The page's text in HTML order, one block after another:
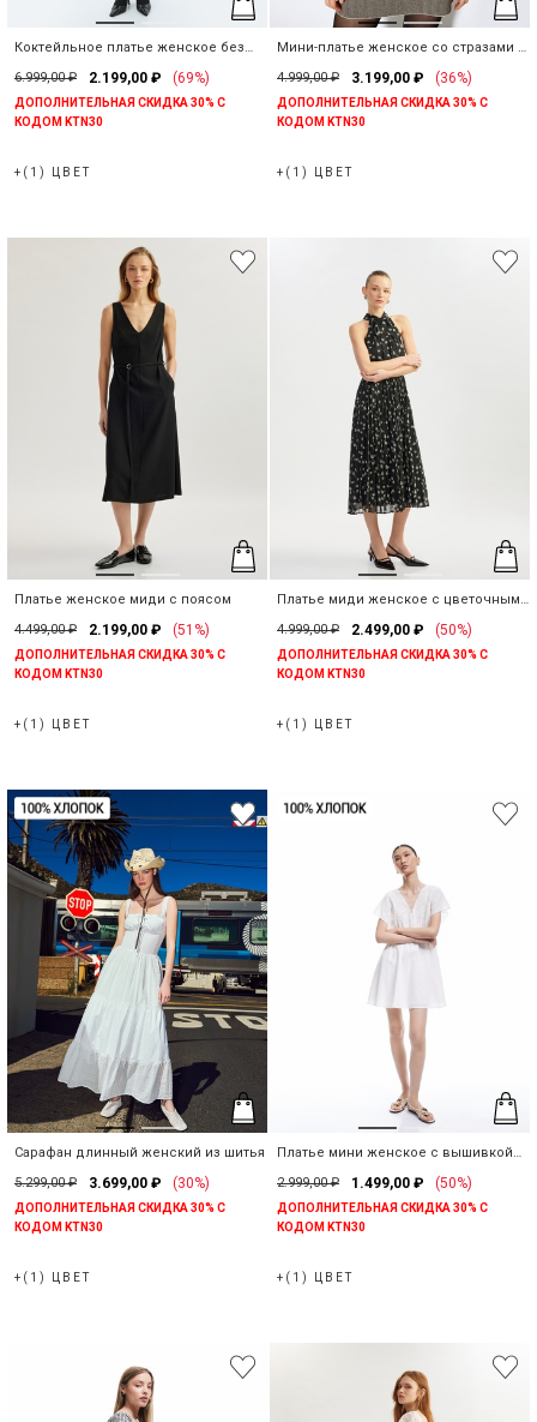
Коктейльное платье женское без
6.999,00 ₽ 2.199,00 ₽ (69%)
ДОПОЛНИТЕЛЬНАЯ СКИДКА 30% С
КОДОМ KTN30
+(1) ЦВЕТ
Мини-платье женское со стразами и
4.999,00 ₽ 3.199,00 ₽ (36%)
ДОПОЛНИТЕЛЬНАЯ СКИДКА 30% С
КОДОМ KTN30
+(1) ЦВЕТ
Платье женское миди с поясом
4.499,00 ₽
2.199,00 ₽ (51%)
ДОПОЛНИТЕЛЬНАЯ СКИДКА 30% С
КОДОМ KTN30
+(1) ЦВЕТ
Платье миди женское с цветочным
4.999,00 ₽ 2.499,00 ₽ (50%)
ДОПОЛНИТЕЛЬНАЯ СКИДКА 30% С
КОДОМ KTN30
+(1) ЦВЕТ
Сарафан длинный женский из шитья
5.299,00 ₽
3.699,00 ₽ (30%)
ДОПОЛНИТЕЛЬНАЯ СКИДКА 30% С
КОДОМ KTN30
+(1) ЦВЕТ
Платье мини женское с вышивкой
2.999,00 ₽ 1.499,00 ₽ (50%)
ДОПОЛНИТЕЛЬНАЯ СКИДКА 30% С
КОДОМ KTN30
+(1) ЦВЕТ